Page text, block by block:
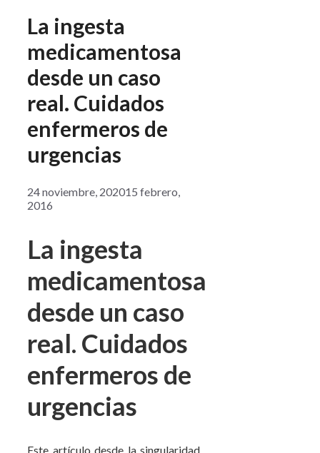
La ingesta
medicamentosa
desde un caso
real. Cuidados
enfermeros de
urgencias
24 noviembre, 202015 febrero,
2016
La ingesta
medicamentosa
desde un caso
real. Cuidados
enfermeros de
urgencias
Este artículo desde la singularidad